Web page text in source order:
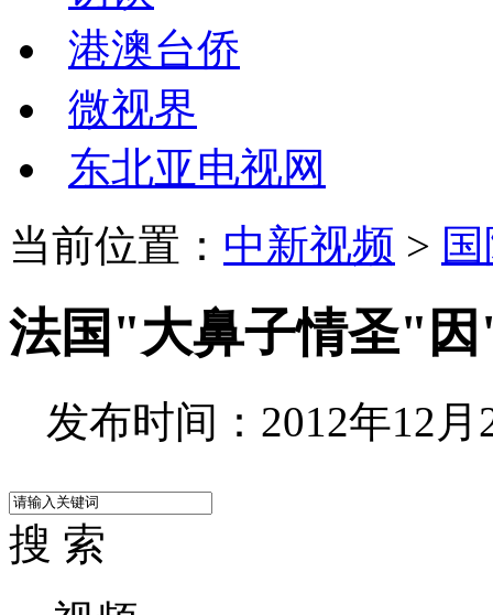
港澳台侨
微视界
东北亚电视网
当前位置： 中新视频 >
法国"大鼻子情圣"
发布时间：2012年12月
搜 索